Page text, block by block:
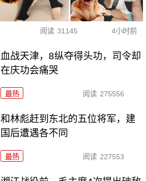
阅读 31145 4小时前
血战天津，8纵夺得头功，司令却
在庆功会痛哭
最热 阅读 275556
和林彪赶到东北的五位将军，建
国后遭遇各不同
最热 阅读 227553